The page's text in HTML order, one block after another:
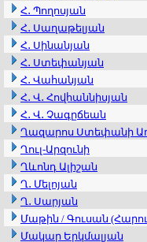
Հ․ Պողոսյան
Հ․ Սաղաթելյան
Հ․ Սինանյան
Հ․ Ստեփանյան
Հ․ Վահանյան
Հ․ Վ․ Հովհաննիսյան
Հ․ Վ․ Չագըճեան
Ղազարոս Ստեփանի
Ղուլ-Արզունի
Ղևոնդ Ալիշան
Ղ․ Մելոյան
Ղ․ Սարյան
Մաթին / Գուսան
Մակար Երկմալյան